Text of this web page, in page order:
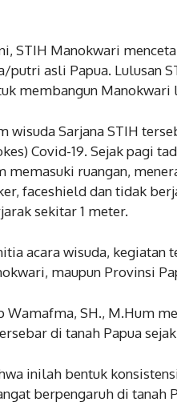
STIH Manokwari
putri asli Papua. Lulusan
membangun Manokwari
wisuda Sarjana STIH
Covid-19. Sejak pagi
memasuki ruangan,
faceshield dan tidak
sekitar 1 meter.
acara wisuda, kegiatan
maupun Provinsi
Wamafma, SH., M.Hum
di tanah Papua
inilah bentuk
berpengaruh di tanah